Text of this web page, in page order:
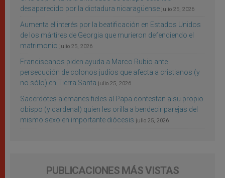
desaparecido por la dictadura nicaragüense julio 25, 2026
Aumenta el interés por la beatificación en Estados Unidos
de los mártires de Georgia que murieron defendiendo el
matrimonio julio 25, 2026
Franciscanos piden ayuda a Marco Rubio ante
persecución de colonos judíos que afecta a cristianos (y
no sólo) en Tierra Santa julio 25, 2026
Sacerdotes alemanes fieles al Papa contestan a su propio
obispo (y cardenal) quien les orilla a bendecir parejas del
mismo sexo en importante diócesis julio 25, 2026
PUBLICACIONES MÁS VISTAS